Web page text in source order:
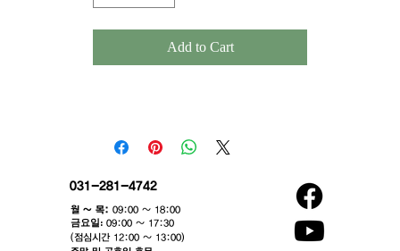
Add to Cart
031-281-4742
월 ~ 목: 09:00 ~ 18:00
​금요일: 09:00 ~ 17:30
(점심시간 12:00 ~ 13:00)​